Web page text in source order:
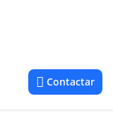
Contactar